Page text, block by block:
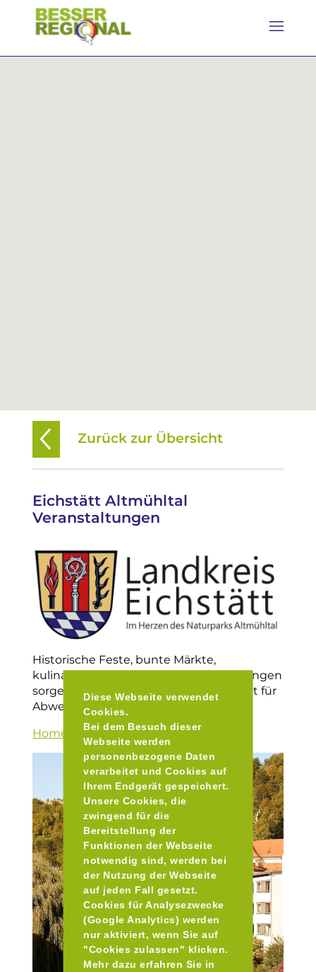
Diese Webseite verwendet
Cookies.
Bei dem Besuch dieser
Webseite werden
personenbezogene Daten
verarbeitet und Cookies auf
Ihrem Endgerät gespeichert.
Unsere Cookies, die
zwingend für die
Bereitstellung der
Funktionen der Webseite
notwendig sind, werden bei
der Nutzung der Webseite
auf jeden Fall gesetzt.
Cookies für Analysezwecke
(Google Analytics) werden
nur aktiviert, wenn Sie auf
"Cookies zulassen" klicken.
Mehr dazu erfahren Sie in
Zurück zur Übersicht
Eichstätt Altmühltal
Veranstaltungen
Historische Feste, bunte Märkte,
kulinarische und kulturelle Veranstaltungen
sorgen in der Region rund um Eichstätt für
Abwechslung.
Homepage